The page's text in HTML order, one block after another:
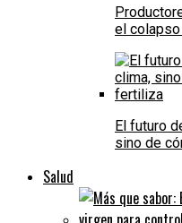
el
El futuro
sino de
Salud